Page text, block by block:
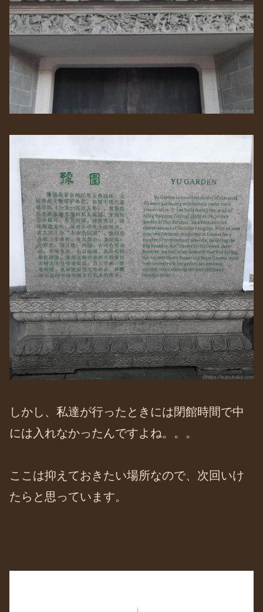
しかし、私達が行ったときには閉館時間で中
には入れなかったんですよね。。。
ここは抑えておきたい場所なので、次回いけ
たらと思っています。